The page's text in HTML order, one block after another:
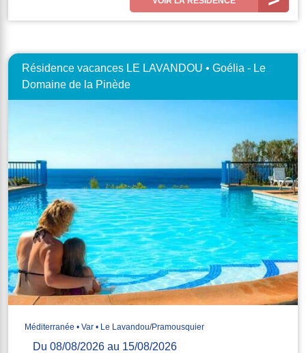
Résidence vacances LE LAVANDOU • Goélia - Le
Domaine de la Pinède
Méditerranée • Var • Le Lavandou/Pramousquier
Du 08/08/2026 au 15/08/2026